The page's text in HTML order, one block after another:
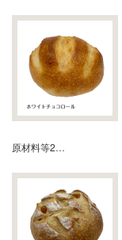
原材料等2…